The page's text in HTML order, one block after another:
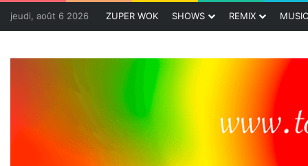
jeudi, août 6 2026 ZUPER WOK SHOWS REMIX MUSIC